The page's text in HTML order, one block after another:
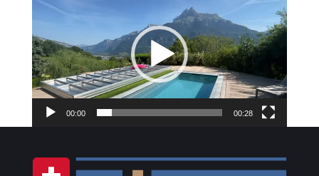
vidéo
00:00 00:28